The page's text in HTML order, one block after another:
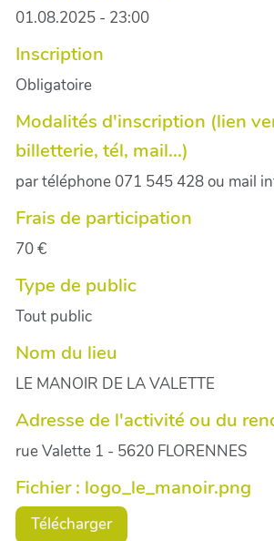
01.08.2025 - 23:00
Inscription
Obligatoire
Modalités d'inscription (lien
billetterie, tél, mail...)
par téléphone 071 545 428 ou mail
Frais de participation
70 €
Type de public
Tout public
Nom du lieu
LE MANOIR DE LA VALETTE
Adresse de l'activité ou du
rue Valette 1 - 5620 FLORENNES
Fichier : logo_le_manoir.png
Télécharger